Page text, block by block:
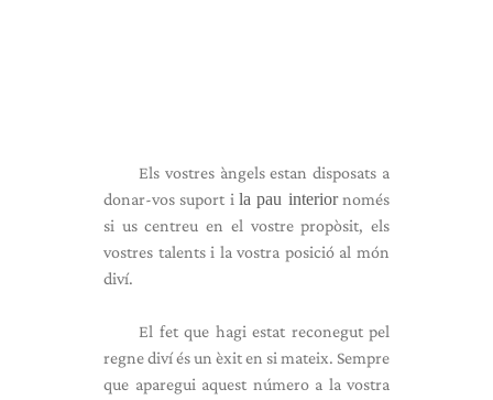
Els vostres àngels estan disposats a
donar-vos suport i la pau interiornomés
si us centreu en el vostre propòsit, els
vostres talents i la vostra posició al món
diví.
El fet que hagi estat reconegut pel
regne diví és un èxit en si mateix. Sempre
que aparegui aquest número a la vostra